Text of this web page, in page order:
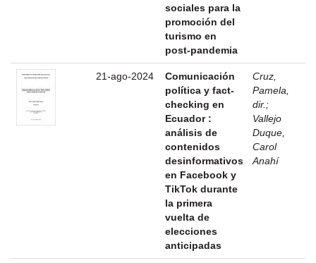
sociales para la
promoción del
turismo en
post-pandemia
21-ago-2024
Comunicación
política y fact-
checking en
Ecuador :
análisis de
contenidos
desinformativos
en Facebook y
TikTok durante
la primera
vuelta de
elecciones
anticipadas
Cruz,
Pamela,
dir. ;
Vallejo
Duque,
Carol
Anahí